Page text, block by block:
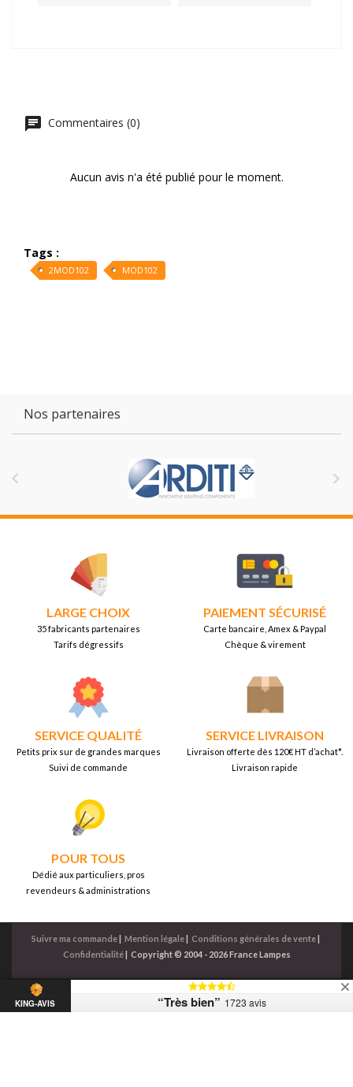
Commentaires (0)
Aucun avis n'a été publié pour le moment.
Tags :
2MOD102 MOD102
Nos partenaires
 
LARGE CHOIX
35 fabricants partenaires
Tarifs dégressifs
PAIEMENT SÉCURISÉ
Carte bancaire, Amex & Paypal
Chèque & virement
SERVICE QUALITÉ
Petits prix sur de grandes marques
Suivi de commande
SERVICE LIVRAISON
Livraison offerte dès 120€ HT d’achat*.
Livraison rapide
POUR TOUS
Dédié aux particuliers, pros
revendeurs & administrations
Suivre ma commande| Mention légale| Conditions générales de vente|
Confidentialité| Copyright © 2004 - 2026 France Lampes
KING-AVIS “Très bien” 1723 avis